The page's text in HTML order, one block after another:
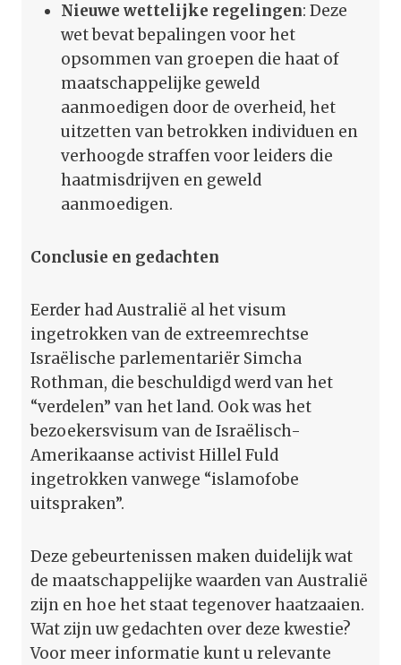
Nieuwe wettelijke regelingen: Deze
wet bevat bepalingen voor het
opsommen van groepen die haat of
maatschappelijke geweld
aanmoedigen door de overheid, het
uitzetten van betrokken individuen en
verhoogde straffen voor leiders die
haatmisdrijven en geweld
aanmoedigen.
Conclusie en gedachten
Eerder had Australië al het visum
ingetrokken van de extreemrechtse
Israëlische parlementariër Simcha
Rothman, die beschuldigd werd van het
“verdelen” van het land. Ook was het
bezoekersvisum van de Israëlisch-
Amerikaanse activist Hillel Fuld
ingetrokken vanwege “islamofobe
uitspraken”.
Deze gebeurtenissen maken duidelijk wat
de maatschappelijke waarden van Australië
zijn en hoe het staat tegenover haatzaaien.
Wat zijn uw gedachten over deze kwestie?
Voor meer informatie kunt u relevante